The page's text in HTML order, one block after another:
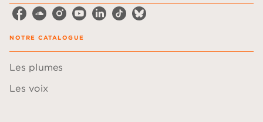
NOTRE CATALOGUE
Les plumes
Les voix